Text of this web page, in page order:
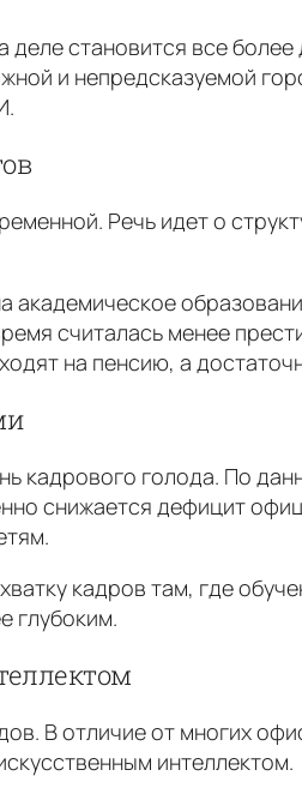
становится все
и непредсказуемой
Речь идет о
считалась менее
на пенсию, а
кадрового голода. По
снижается дефицит
кадров там, где
глубоким.
В отличие от многих
интеллектом.